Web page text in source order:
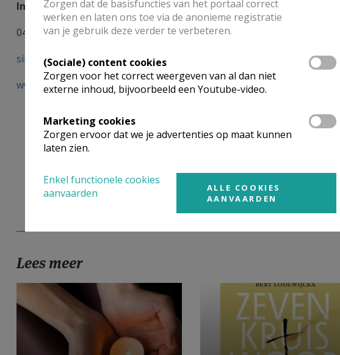
Info:
0475 58 62 84 | 02 216 24 88
sint.franciscus@skynet.be
www.st-franciscus.be
Lees meer
Zorgen dat de basisfuncties van het portaal correct
werken en laten ons toe via de anonieme registratie
van je gebruik deze verder te verbeteren.
(Sociale) content cookies
Zorgen voor het correct weergeven van al dan niet
externe inhoud, bijvoorbeeld een Youtube-video.
Marketing cookies
Zorgen ervoor dat we je advertenties op maat kunnen
laten zien.
Enkel functionele cookies
aanvaarden
ALLE COOKIES
AANVAARDEN